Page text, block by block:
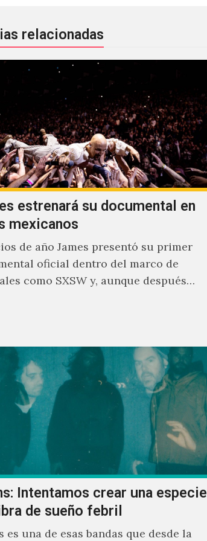
relacionadas
estrenará su documental en
mexicanos
de año James presentó su primer
oficial dentro del marco de
como SXSW y, aunque después
Intentamos crear una especie
de sueño febril
es una de esas bandas que desde la